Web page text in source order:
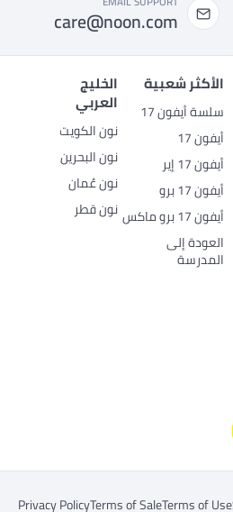
care@noon.com
الأكثر شعبية
سلسة أيفون 17
أيفون 17
أيفون 17 إير
أيفون 17 برو
أيفون 17 برو ماكس
العودة إلى
المدرسة
الخليج
العربي
نون الكويت
نون البحرين
نون عُمان
نون قطر
Terms of Use
Terms of Sale
Privacy Policy